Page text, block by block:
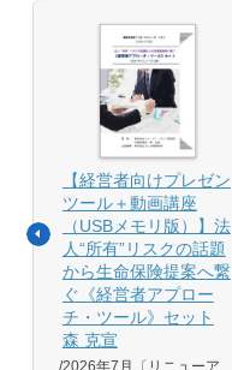
【経営者向けプレゼン
ツール＋動画講座
（USBメモリ版）】法
人“所有”リスクの話題
から生命保険提案へ繋
ぐ《経営者アプロー
チ・ツール》セット
森 克宣